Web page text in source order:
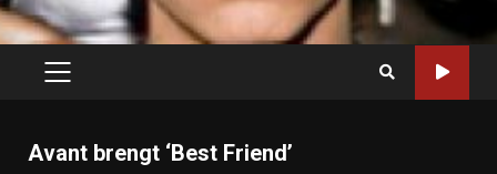
PRIMARY
Avant brengt ‘Best Friend’